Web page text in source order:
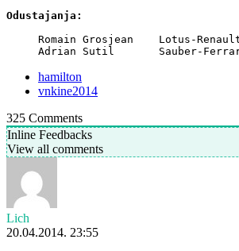
Odustajanja:
Romain Grosjean    Lotus-
Adrian Sutil       Sauber-
hamilton
vnkine2014
325 Comments
Inline Feedbacks
View all comments
Lich
20.04.2014. 23:55